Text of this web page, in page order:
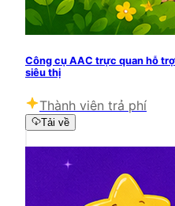
Công cụ AAC trực quan hỗ
siêu thị
Thành viên trả phí
Tải về